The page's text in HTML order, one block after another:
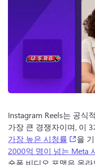
Instagram Reels는 공식
가장 큰 경쟁자이며, 이
가장 높은 시청률
을
2000억 명이 넘는 Meta
숏폼 비디오 포맷은 온